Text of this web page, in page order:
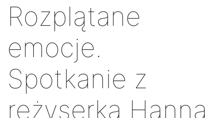
filmu "Untangling"
Rozplątane
emocje.
Spotkanie z
reżyserką Hanną